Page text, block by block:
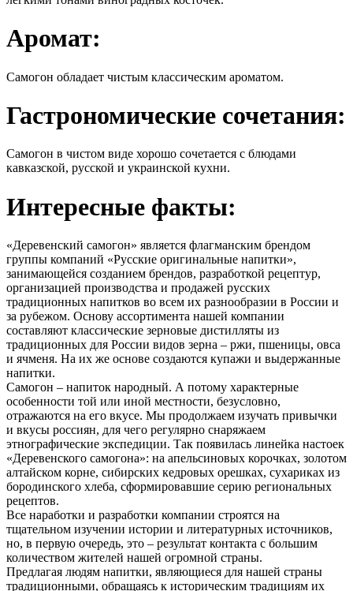
Аромат:
Самогон обладает чистым классическим ароматом.
Гастрономические сочетания:
Самогон в чистом виде хорошо сочетается с блюдами
кавказской, русской и украинской кухни.
Интересные факты:
«Деревенский самогон» является флагманским брендом
группы компаний «Русские оригинальные напитки»,
занимающейся созданием брендов, разработкой рецептур,
организацией производства и продажей русских
традиционных напитков во всем их разнообразии в России и
за рубежом. Основу ассортимента нашей компании
составляют классические зерновые дистилляты из
традиционных для России видов зерна – ржи, пшеницы, овса
и ячменя. На их же основе создаются купажи и выдержанные
напитки.
Самогон – напиток народный. А потому характерные
особенности той или иной местности, безусловно,
отражаются на его вкусе. Мы продолжаем изучать привычки
и вкусы россиян, для чего регулярно снаряжаем
этнографические экспедиции. Так появилась линейка настоек
«Деревенского самогона»: на апельсиновых корочках, золотом
алтайском корне, сибирских кедровых орешках, сухариках из
бородинского хлеба, сформировавшие серию региональных
рецептов.
Все наработки и разработки компании строятся на
тщательном изучении истории и литературных источников,
но, в первую очередь, это – результат контакта с большим
количеством жителей нашей огромной страны.
Предлагая людям напитки, являющиеся для нашей страны
традиционными, обращаясь к историческим традициям их